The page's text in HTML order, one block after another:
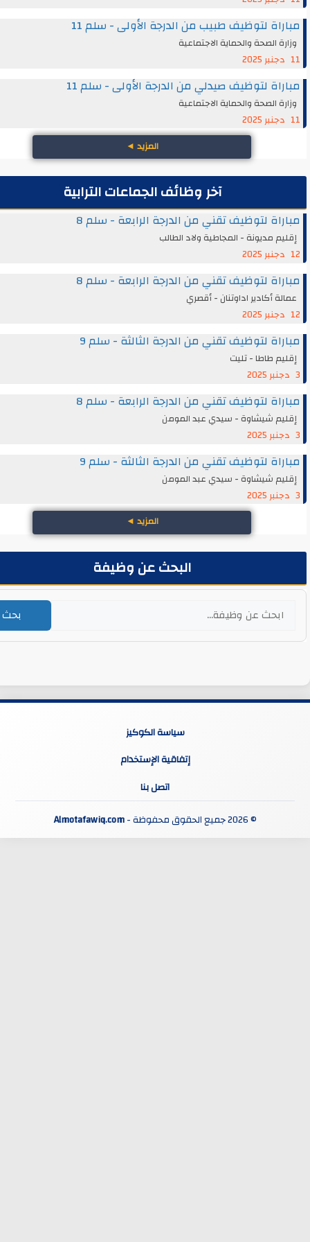
لتوظيف طبيب من الدرجة الأولى - سلم 11
الصحة والحماية الاجتماعية
لتوظيف صيدلي من الدرجة الأولى - سلم 11
الصحة والحماية الاجتماعية
◄
آخر وظائف الجماعات الترابية
لتوظيف تقني من الدرجة الرابعة - سلم 8
مديونة - المجاطية ولاد الطالب
لتوظيف تقني من الدرجة الرابعة - سلم 8
أكادير اداوتنان - أقصري
لتوظيف تقني من الدرجة الثالثة - سلم 9
طاطا - تليت
لتوظيف تقني من الدرجة الرابعة - سلم 8
شيشاوة - سيدي عبد المومن
لتوظيف تقني من الدرجة الثالثة - سلم 9
شيشاوة - سيدي عبد المومن
◄
البحث عن وظيفة
سياسة الكوكيز
إتفاقية الإستخدام
اتصل بنا
Almotafawiq.com